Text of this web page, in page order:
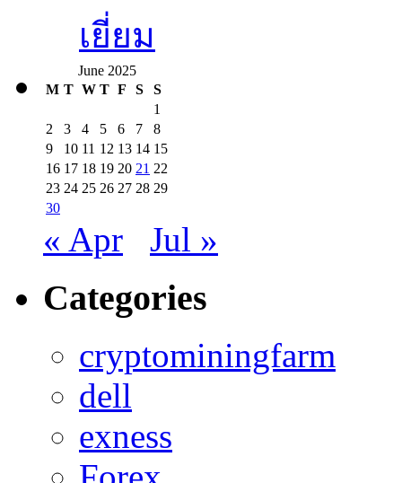
เยี่ยม
June 2025
M T W T F S
S
1
2
3 4 5 6 7
8
9
10 11 12 13 14 15
16 17 18 19 20 21 22
23 24 25 26 27 28 29
30
« Apr Jul »
Categories
cryptominingfarm
dell
exness